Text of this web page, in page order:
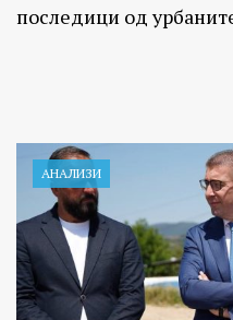
последици од
АНАЛИЗИ